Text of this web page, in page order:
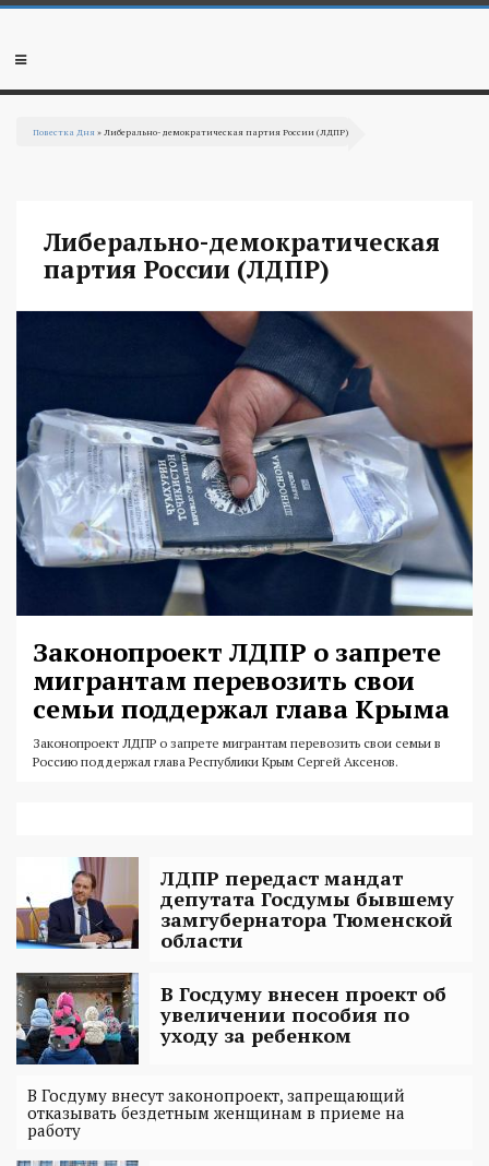
Перейти к основному содержанию
Мобильное
Повестка Дня » Либерально-демократическая партия России (ЛДПР)
Либерально-демократическая
партия России (ЛДПР)
Законопроект ЛДПР о запрете
мигрантам перевозить свои
семьи поддержал глава Крыма
Законопроект ЛДПР о запрете мигрантам перевозить свои семьи в
Россию поддержал глава Республики Крым Сергей Аксенов.
ЛДПР передаст мандат
депутата Госдумы бывшему
замгубернатора Тюменской
области
В Госдуму внесен проект об
увеличении пособия по
уходу за ребенком
В Госдуму внесут законопроект, запрещающий
отказывать бездетным женщинам в приеме на
работу